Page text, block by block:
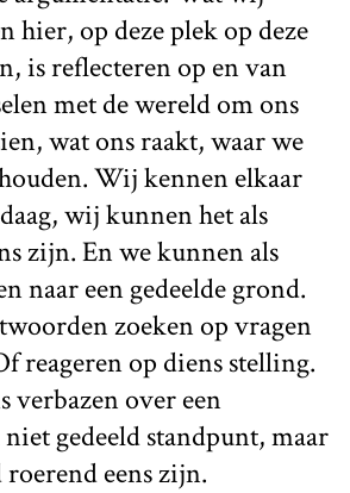
hier, op deze plek op deze
is reflecteren op en van
met de wereld om ons
wat ons raakt, waar we
Wij kennen elkaar
wij kunnen het als
zijn. En we kunnen als
naar een gedeelde grond.
zoeken op vragen
reageren op diens stelling.
verbazen over een
gedeeld standpunt, maar
roerend eens zijn.